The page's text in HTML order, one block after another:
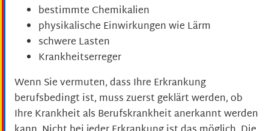
bestimmte Chemikalien
physikalische Einwirkungen wie Lärm
schwere Lasten
Krankheitserreger
Wenn Sie vermuten, dass Ihre Erkrankung
berufsbedingt ist, muss zuerst geklärt werden, ob
Ihre Krankheit als Berufskrankheit anerkannt werden